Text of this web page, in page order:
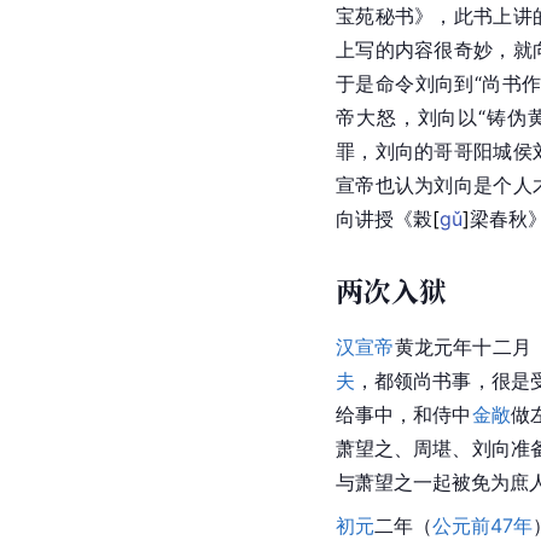
宝苑秘书》，此书上讲
上写的内容很奇妙，就
于是命令刘向到“尚书
帝大怒，刘向以“铸伪
罪，刘向的哥哥阳城侯
宣帝也认为刘向是个
向讲授《榖[gǔ]梁春秋
两次入狱
汉宣帝黄龙元年十二月
夫 ，都领尚书事，很
给事中，和侍中金敞做
萧望之、周堪、刘向准
与萧望之一起被免为庶
初元二年（公元前47年